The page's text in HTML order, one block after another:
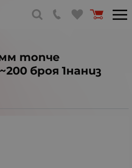
топче
броя 1наниз